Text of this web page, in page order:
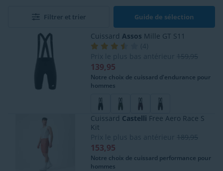
cuissards imperméables, des cuissards coupe-
parfait pour chaque temps et chaque saison.
Filtrer et trier Guide de sélection
Cuissard Assos Mille GT S11
(4
Prix le plus bas antérieur 159,95
139,95
Notre choix de cuissard d'endurance pour
hommes
Cuissard Castelli Free Aero Race S
Kit
Prix le plus bas antérieur 189,95
153,95
Notre choix de cuissard performance pour
hommes